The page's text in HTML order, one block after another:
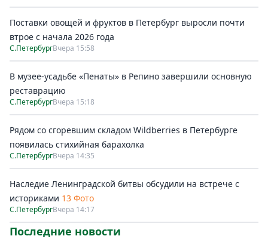
Поставки овощей и фруктов в Петербург выросли почти
втрое с начала 2026 года
С.ПетербургВчера 15:58
В музее-усадьбе «Пенаты» в Репино завершили основную
реставрацию
С.ПетербургВчера 15:18
Рядом со сгоревшим складом Wildberries в Петербурге
появилась стихийная барахолка
С.ПетербургВчера 14:35
Наследие Ленинградской битвы обсудили на встрече с
историками 13 Фото
С.ПетербургВчера 14:17
Последние новости